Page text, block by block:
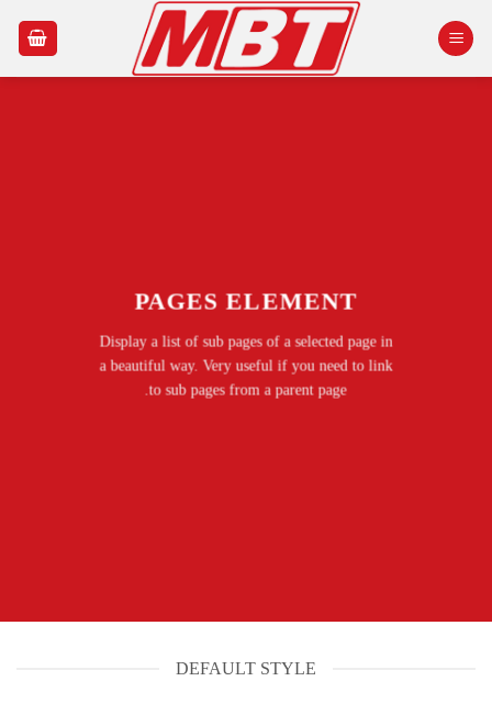
PAGES ELEMENT
Display a list of sub pages of a selected page in
a beautiful way. Very useful if you need to link
to sub pages from a parent page.
DEFAULT STYLE